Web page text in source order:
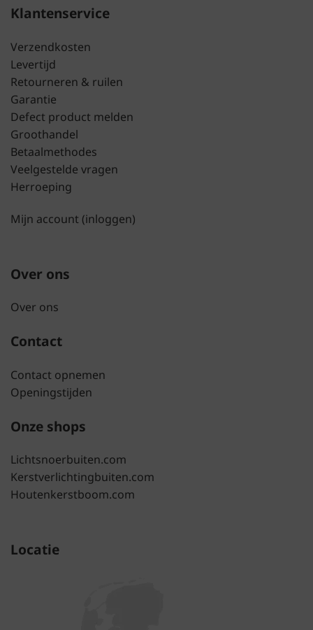
Klantenservice
Verzendkosten
Levertijd
Retourneren & ruilen
Garantie
Defect product melden
Groothandel
Betaalmethodes
Veelgestelde vragen
Herroeping
Mijn account (inloggen)
Over ons
Over ons
Contact
Contact opnemen
Openingstijden
Onze shops
Lichtsnoerbuiten.com
Kerstverlichtingbuiten.com
Houtenkerstboom.com
Locatie